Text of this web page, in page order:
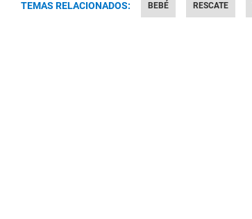
TEMAS RELACIONADOS: BEBÉ RESCATE